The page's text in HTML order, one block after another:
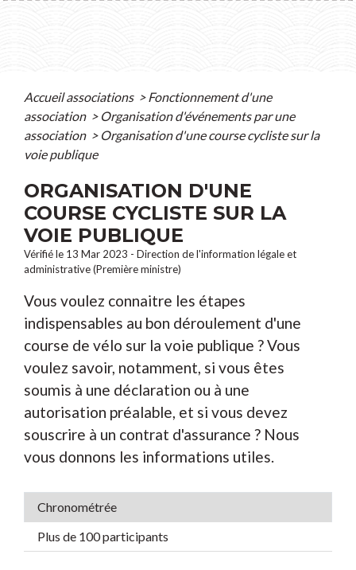
Accueil associations > Fonctionnement d'une
association > Organisation d'événements par une
association > Organisation d'une course cycliste sur la
voie publique
ORGANISATION D'UNE
COURSE CYCLISTE SUR LA
VOIE PUBLIQUE
Vérifié le 13 Mar 2023 - Direction de l'information légale et
administrative (Première ministre)
Vous voulez connaitre les étapes
indispensables au bon déroulement d'une
course de vélo sur la voie publique ? Vous
voulez savoir, notamment, si vous êtes
soumis à une déclaration ou à une
autorisation préalable, et si vous devez
souscrire à un contrat d'assurance ? Nous
vous donnons les informations utiles.
Chronométrée
Plus de 100 participants